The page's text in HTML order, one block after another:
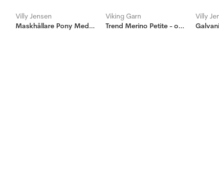
Villy Jensen
Maskhållare Pony Medium
Viking Garn
Trend Merino Petite - outlet
Villy